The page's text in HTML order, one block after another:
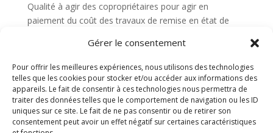
Gérer le consentement
Pour offrir les meilleures expériences, nous utilisons des technologies
telles que les cookies pour stocker et/ou accéder aux informations des
appareils. Le fait de consentir à ces technologies nous permettra de
traiter des données telles que le comportement de navigation ou les ID
uniques sur ce site. Le fait de ne pas consentir ou de retirer son
consentement peut avoir un effet négatif sur certaines caractéristiques
Qualité à agir des copropriétaires pour agir en
paiement du coût des travaux de remise en état de
procédure collective
La Cour de Cassation tranche encore sur l’exigibilité
des loyers Covid
Vice caché et le vendeur ignorant le vice : la question